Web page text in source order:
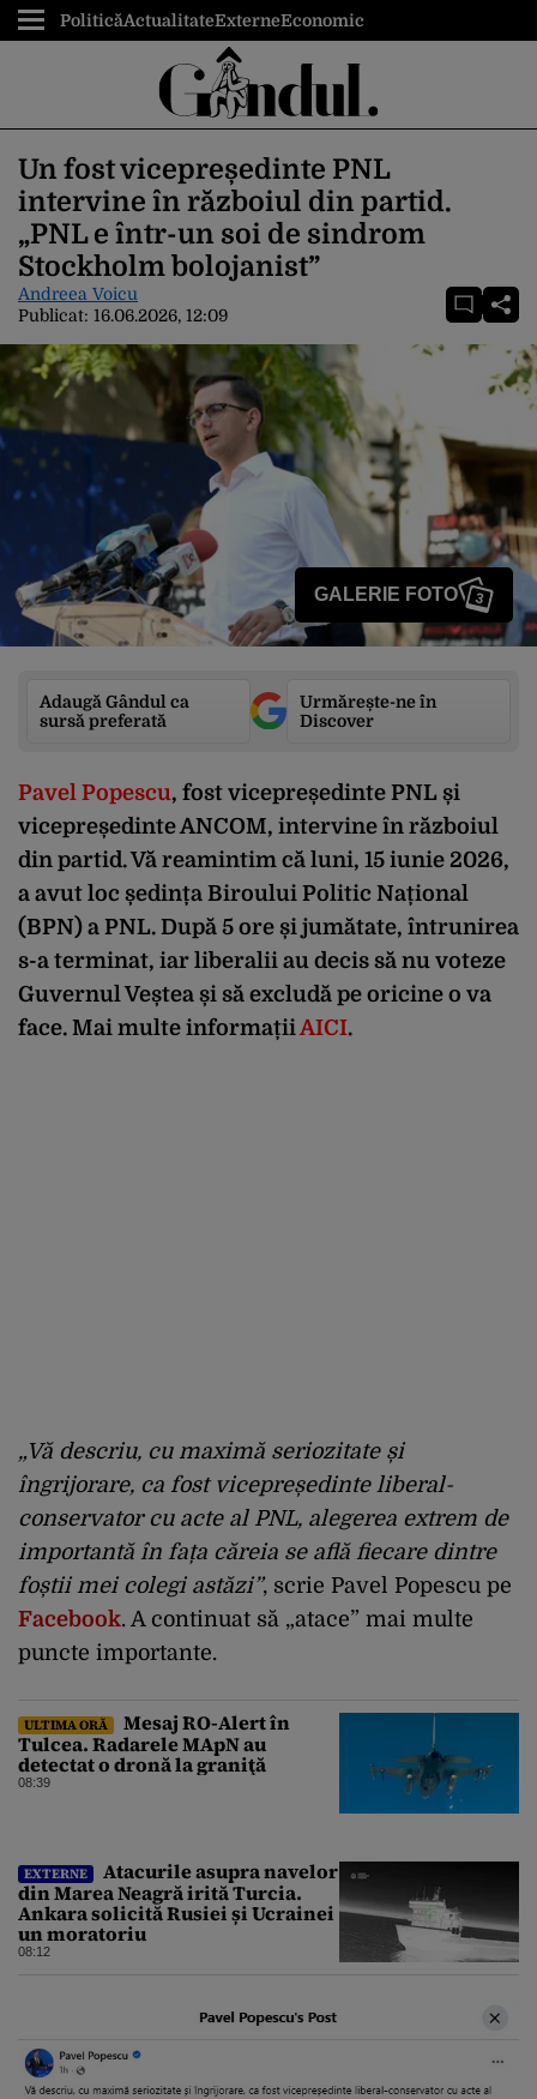
PoliticăActualitateExterneEconomic
Un fost vicepreședinte PNL
intervine în războiul din partid.
„PNL e într-un soi de sindrom
Stockholm bolojanist”
Andreea Voicu
Publicat: 16.06.2026, 12:09
GALERIE FOTO 3
Adaugă Gândul ca
sursă preferată
Urmărește-ne în
Discover
Pavel Popescu, fost vicepreședinte PNL și
vicepreședinte ANCOM, intervine în războiul
din partid. Vă reamintim că luni, 15 iunie 2026,
a avut loc ședința Biroului Politic Național
(BPN) a PNL. După 5 ore și jumătate, întrunirea
s-a terminat, iar liberalii au decis să nu voteze
Guvernul Veștea și să excludă pe oricine o va
face. Mai multe informații AICI.
„Vă descriu, cu maximă seriozitate și
îngrijorare, ca fost vicepreședinte liberal-
conservator cu acte al PNL, alegerea extrem de
importantă în fața căreia se află fiecare dintre
foștii mei colegi astăzi”, scrie Pavel Popescu pe
Facebook. A continuat să „atace” mai multe
puncte importante.
ULTIMA ORĂ
Mesaj RO-Alert în
Tulcea. Radarele MApN au
detectat o dronă la graniţă
08:39
EXTERNE
Atacurile asupra navelor
din Marea Neagră irită Turcia.
Ankara solicită Rusiei și Ucrainei
un moratoriu
08:12